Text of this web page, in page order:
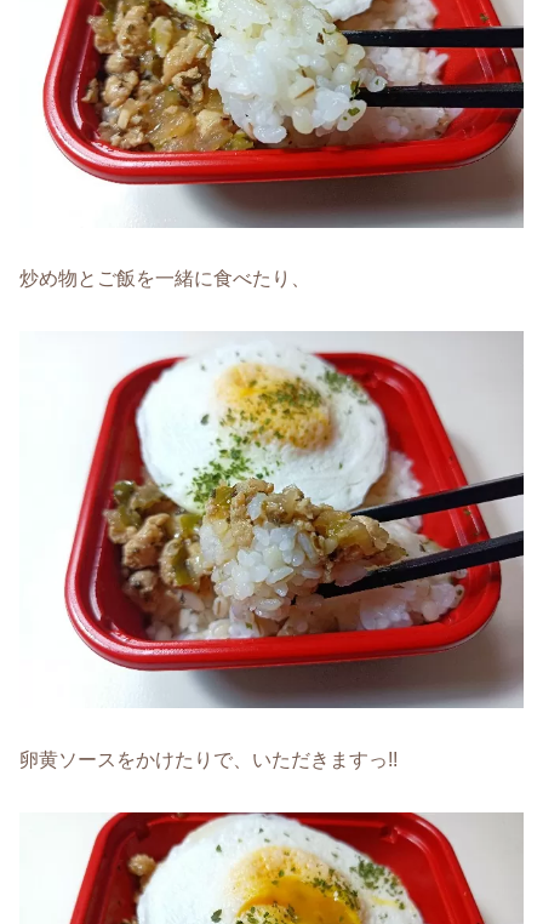
炒め物とご飯を一緒に食べたり、
卵黄ソースをかけたりで、いただきますっ!!